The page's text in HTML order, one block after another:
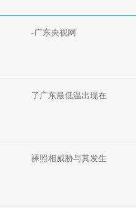
-广东央视网
了广东最低温出现在
裸照相威胁与其发生